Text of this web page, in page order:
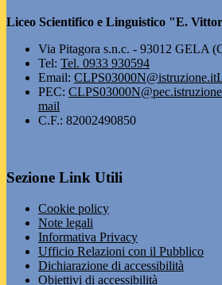
Liceo Scientifico e Linguistico "E.
Via Pitagora s.n.c. - 93012 GELA
Tel: Tel. 0933 930594
Email: CLPS03000N@istruzione.it
PEC:
mail
C.F.: 82002490850
Sezione Link Utili
Cookie policy
Note legali
Informativa Privacy
Ufficio Relazioni con il Pubblico
Dichiarazione di accessibilità
Obiettivi di accessibilità